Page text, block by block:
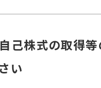
己株式の取得
い